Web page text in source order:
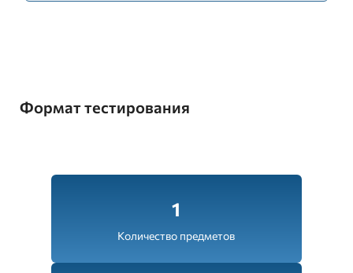
Формат тестирования
1
Количество предметов